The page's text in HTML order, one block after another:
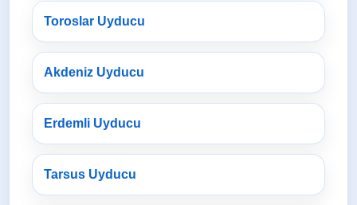
Toroslar Uyducu
Akdeniz Uyducu
Erdemli Uyducu
Tarsus Uyducu